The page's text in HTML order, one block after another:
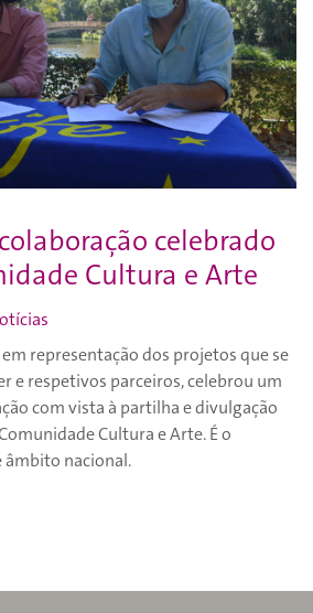
celebrado
Cultura e Arte
representação dos projetos que se
e respetivos parceiros, celebrou um
com vista à partilha e divulgação
Cultura e Arte. É o
nacional.